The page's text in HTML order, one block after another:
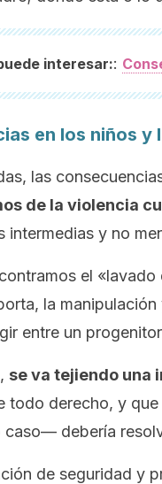
interesar::
en los niños y
las
de la violencia
intermedias y no
el
la
entre un
se va tejiendo una
todo derecho, y
debería
de seguridad y